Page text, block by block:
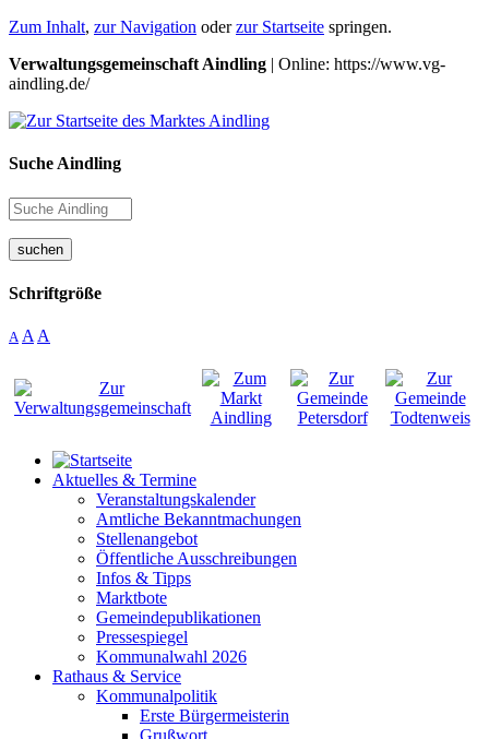
Zum Inhalt, zur Navigation oderzur Startseite springen.
Verwaltungsgemeinschaft Aindling | Online: https://www.vg-
aindling.de/
Suche Aindling
suchen
Schriftgröße
A A A
Aktuelles & Termine
Veranstaltungskalender
Amtliche Bekanntmachungen
Stellenangebot
Öffentliche Ausschreibungen
Infos & Tipps
Marktbote
Gemeindepublikationen
Pressespiegel
Kommunalwahl 2026
Rathaus & Service
Kommunalpolitik
Erste Bürgermeisterin
Grußwort